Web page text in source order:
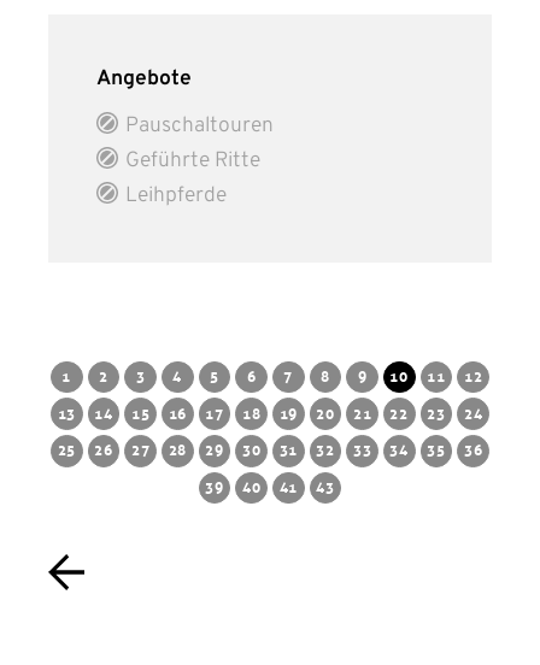
Angebote
Pauschaltouren
Geführte Ritte
Leihpferde
1 2 3 4 5 6 7 8 9 10 11 12
13 14 15 16 17 18 19 20 21 22 23 24
25 26 27 28 29 30 31 32 33 34 35 36
39 40 41 43